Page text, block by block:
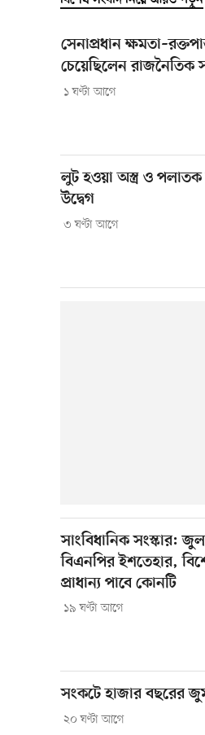
সেনাপ্রধান
চেয়েছিলেন রাজনৈতিক
১ ঘণ্টা আগে
লুট হওয়া অস্ত্র ও
উদ্বেগ
৩ ঘণ্টা আগে
সাংবিধানিক সংস্কার:
বিএনপির ইশতেহার,
প্রাধান্য পাবে কোনটি
১৯ ঘণ্টা আগে
সংকটে হাজার বছরের
২০ ঘণ্টা আগে